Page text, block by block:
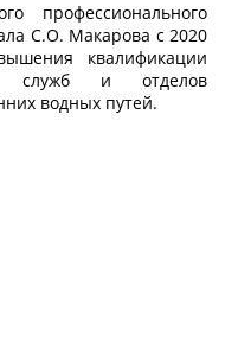
профессионального
С.О. Макарова с 2020
квалификации
служб и отделов
водных путей.